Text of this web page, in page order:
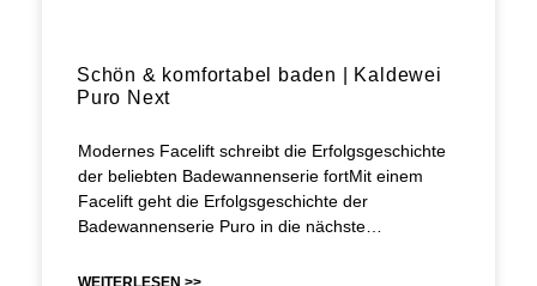
Schön & komfortabel baden | Kaldewei
Puro Next
Modernes Facelift schreibt die Erfolgsgeschichte
der beliebten Badewannenserie fortMit einem
Facelift geht die Erfolgsgeschichte der
Badewannenserie Puro in die nächste…
WEITERLESEN >>